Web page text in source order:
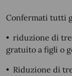
Confermati tutti
• riduzione di
gratuito a figli o
• Riduzione di